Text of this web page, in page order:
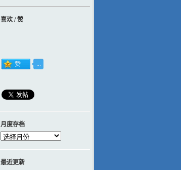
喜欢 / 赞
月度存档
月
档
最近更新